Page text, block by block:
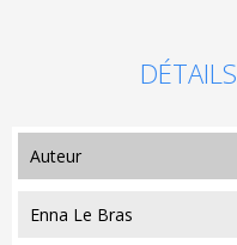
DÉTAILS
auteur
Enna Le Bras